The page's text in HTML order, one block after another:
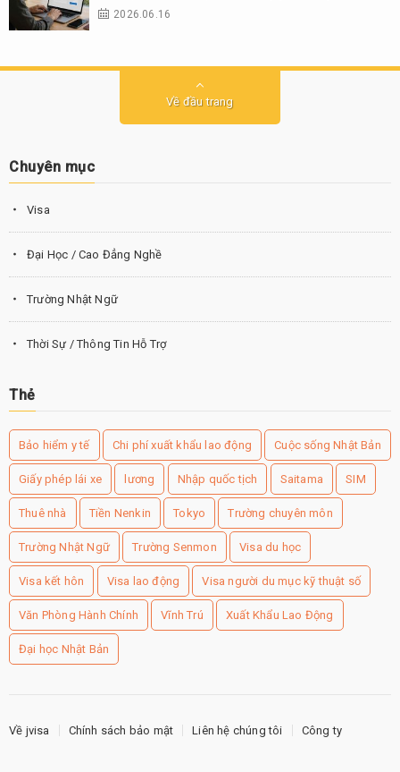
2026.06.16
Về đầu trang
Chuyên mục
Visa
Đại Học / Cao Đẳng Nghề
Trường Nhật Ngữ
Thời Sự / Thông Tin Hỗ Trợ
Thẻ
Bảo hiểm y tế Chi phí xuất khẩu lao động Cuộc sống Nhật Bản
Giấy phép lái xe lương Nhập quốc tịch Saitama SIM
Thuê nhà Tiền Nenkin Tokyo Trường chuyên môn
Trường Nhật Ngữ Trường Senmon Visa du học
Visa kết hôn Visa lao động Visa người du mục kỹ thuật số
Văn Phòng Hành Chính Vĩnh Trú Xuất Khẩu Lao Động
Đại học Nhật Bản
Về jvisa Chính sách bảo mật Liên hệ chúng tôi Công ty